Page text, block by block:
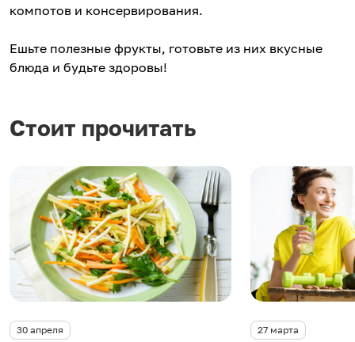
компотов и консервирования.
Ешьте полезные фрукты, готовьте из них вкусные
блюда и будьте здоровы!
Стоит прочитать
30 апреля 27 марта